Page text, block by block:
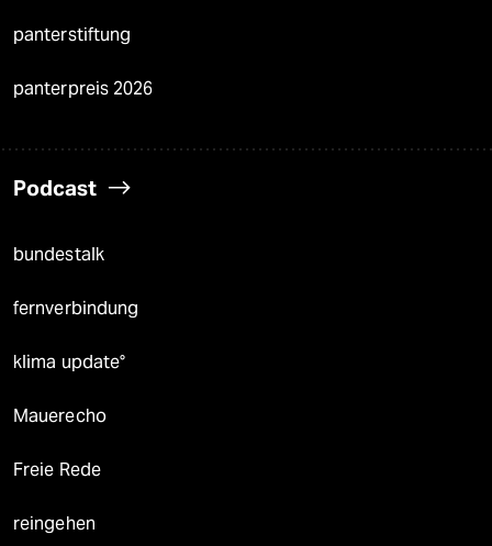
panterstiftung
panterpreis 2026
Podcast
bundestalk
fernverbindung
klima update°
Mauerecho
Freie Rede
reingehen